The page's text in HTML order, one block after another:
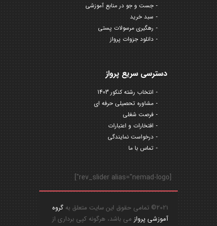
جست و جو در منابع آموزشی
سبد خرید
رهگیری مرسولات پستی
دانلود جزوات پرواز
دسترسی سریع پرواز
انتخاب رشته کنکور 1403
مشاوره تحصیلی حرفه ای
فرصت شغلی
افتخارات و اعتبارات
درخواست نمایندگی
تماس با ما
[rev_slider alias="nemad-logo"]
2021© تمامی حقوق این سایت متعلق به
گروه
آموزشی پروازمی باشد، هرگونه کپی برداری از